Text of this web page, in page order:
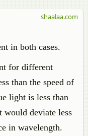
in both cases.
for different
than the speed of
light is less than
deviate less
in wavelength.
shaalaa.com